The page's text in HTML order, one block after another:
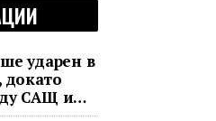
ударен в
докато
САЩ и